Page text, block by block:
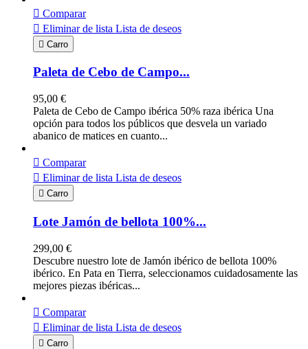
 Comparar
 Eliminar de lista Lista de deseos
 Carro
Paleta de Cebo de Campo...
95,00 €
Paleta de Cebo de Campo ibérica 50% raza ibérica Una
opción para todos los públicos que desvela un variado
abanico de matices en cuanto...
 Comparar
 Eliminar de lista Lista de deseos
 Carro
Lote Jamón de bellota 100%...
299,00 €
Descubre nuestro lote de Jamón ibérico de bellota 100%
ibérico. En Pata en Tierra, seleccionamos cuidadosamente las
mejores piezas ibéricas...
 Comparar
 Eliminar de lista Lista de deseos
 Carro